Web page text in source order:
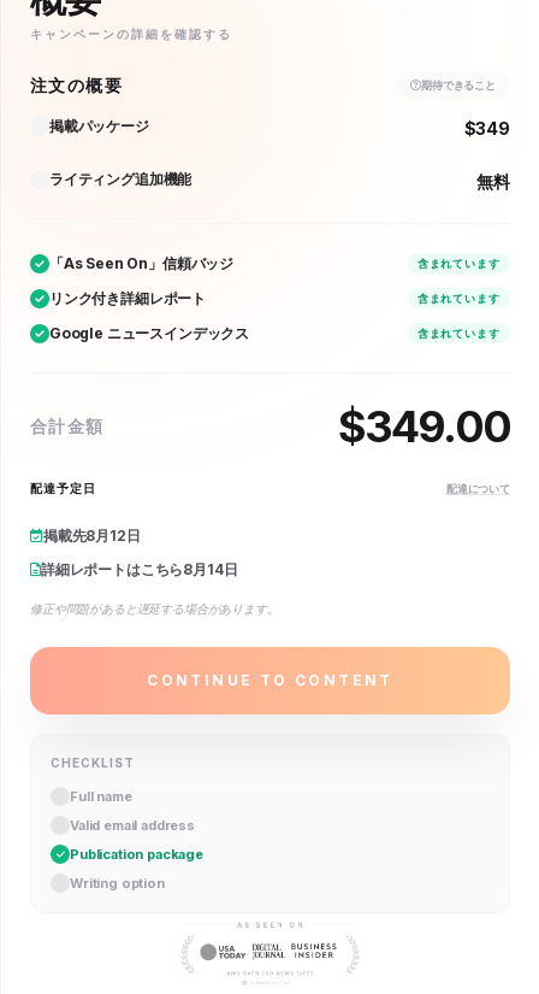
キャンペーンの詳細を確認する
注文の概要 期待できること
掲載パッケージ $349
ライティング追加機能 無料
「As Seen On」信頼バッジ 含まれています
リンク付き詳細レポート 含まれています
Google ニュースインデックス 含まれています
合計金額 $349.00
配達予定日 配達について
掲載先8月12日
詳細レポートはこちら8月14日
修正や問題があると遅延する場合があります。
CONTINUE TO CONTENT
CHECKLIST
Full name
Valid email address
Publication package
Writing option